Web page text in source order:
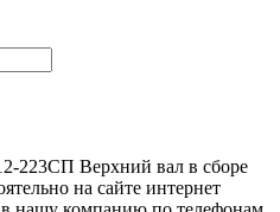
223СП Верхний вал в сборе
на сайте интернет